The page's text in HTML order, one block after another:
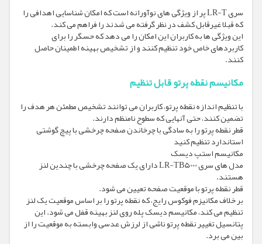
سری LR-T پر از ویژگی های نوآورانه است که امکان شناسایی اهدافی را
که قبلا غیرقابل کشف در نظر گرفته می شدند را فراهم می کند.
این ویژگی ها به کاربران این امکان را می دهد که حسگر را برای
کاربردهای خاص خود تنظیم کنند و از تشخیص بهینه اطمینان حاصل
کنند.
مکانیسم نقطه پرتو قابل تنظیم
با تنظیم اندازه نقطه پرتو، کاربران می توانند تشخیص مطمئن هر هدف را
تضمین کنند، حتی آنهایی که سطوح نامنظم دارند.
قطر نقطه پرتو را به سادگی با چرخاندن صفحه چرخشی با پیچ گوشتی
استاندارد تنظیم کنید
مکانیسم استپ دیسک
مدل های سری LR-TB5000 دارای یک صفحه چرخشی با چندین لنز
هستند.
قطر نقطه پرتو با موقعیت صفحه تعیین می شود.
بر خلاف مکانیزم فوکوس رایج، که نقطه پرتو را بر اساس موقعیت یک لنز
تنظیم می کند، مکانیسم دیسک پله روی لنز بهینه قفل می شود. این
پتانسیل تغییر نقطه پرتو ناشی از لرزش عدسی وابسته به موقعیت را از
بین می برد.